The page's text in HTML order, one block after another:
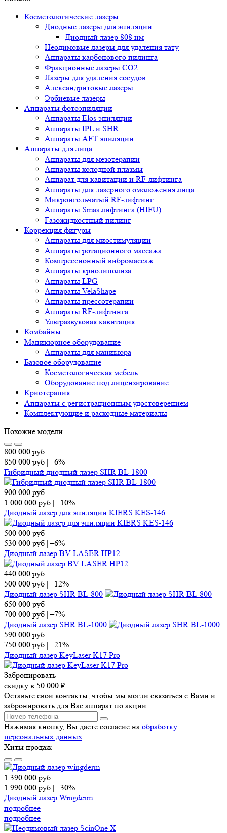
Косметологические лазеры
Диодные лазеры для эпиляции
Диодный лазер 808 нм
Неодимовые лазеры для удаления тату
Аппараты карбонового пилинга
Фракционные лазеры CO2
Лазеры для удаления сосудов
Александритовые лазеры
Эрбиевые лазеры
Аппараты фотоэпиляции
Аппараты Elos эпиляции
Аппараты IPL и SHR
Аппараты AFT эпиляции
Аппараты для лица
Аппараты для мезотерапии
Аппараты холодной плазмы
Аппарат для кавитации и RF-лифтинга
Аппараты для лазерного омоложения лица
Микроигольчатый RF-лифтинг
Аппараты Smas лифтинга (HIFU)
Газожидкостный пилинг
Коррекция фигуры
Аппараты для миостимуляции
Аппараты ротационного массажа
Компрессионный вибромассаж
Аппараты криолиполиза
Аппараты LPG
Аппараты VelaShape
Аппараты прессотерапии
Аппараты RF-лифтинга
Ультразвуковая кавитация
Комбайны
Маникюрное оборудование
Аппараты для маникюра
Базовое оборудование
Косметологическая мебель
Оборудование под лицензирование
Криотерапия
Аппараты c регистрационным удостоверением
Комплектующие и расходные материалы
Похожие модели
800 000 руб
850 000 руб |–6%
Гибридный диодный лазер SHR BL-1800
900 000 руб
1 000 000 руб |–10%
Диодный лазер для эпиляции KIERS KES-146
500 000 руб
530 000 руб |–6%
Диодный лазер BV LASER HP12
440 000 руб
500 000 руб |–12%
Диодный лазер SHR BL-800
650 000 руб
700 000 руб |–7%
Диодный лазер SHR BL-1000
590 000 руб
750 000 руб |–21%
Диодный лазер KeyLaser K17 Pro
Забронировать
скидку в 50 000 ₽
Оставьте свои контакты, чтобы мы могли связаться с Вами и
забронировать для Вас аппарат по акции
Нажимая кнопку, Вы даете согласие на обработку
персональных данных
Хиты продаж
1 390 000 руб
1 990 000 руб |–30%
Диодный лазер Wingderm
подробнее
подробнее